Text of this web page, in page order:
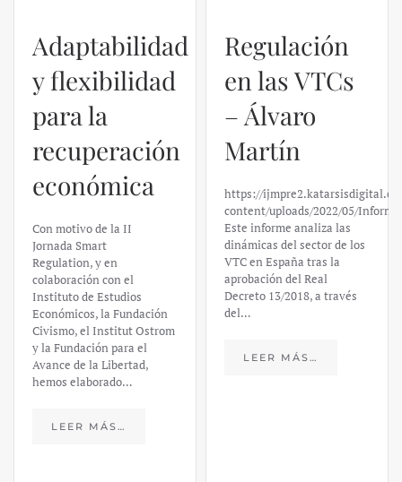
Regulación
en las VTCs
– Álvaro
Martín
https://ijmpre2.katarsisdigital.com/wp-
content/uploads/2022/05/Informe_sobre_las_VTC.pdf
Este informe analiza las
dinámicas del sector de los
VTC en España tras la
aprobación del Real
Decreto 13/2018, a través
del…
LEER MÁS…
El caso de
Silicon
Valley Bank:
un análisis
financiero –
Daniel
Fernández